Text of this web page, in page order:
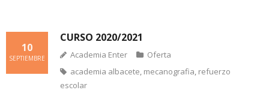
CURSO 2020/2021
10
SEPTIEMBRE Academia Enter
Oferta
academia albacete, mecanografia, refuerzo
escolar